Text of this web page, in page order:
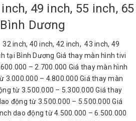
49 inch, 55 inch, 65
Dương
inch, 40 inch, 42 inch, 43 inch, 49
tại Bình Dương Giá thay màn hình tivi
– 2.700.000 Giá thay màn hình
3.000.000 – 4.800.000 Giá thay màn
từ 3.500.000 – 5.300.000 Giá thay
động từ 3.500.000 – 5.500.000 Giá
dao động từ 4.500.000 – 6.500.000